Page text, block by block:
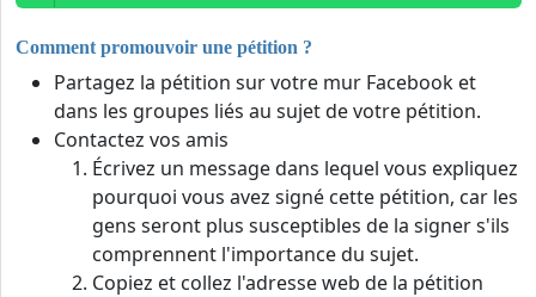
Comment promouvoir une pétition ?
Partagez la pétition sur votre mur Facebook et
dans les groupes liés au sujet de votre pétition.
Contactez vos amis
Écrivez un message dans lequel vous expliquez
pourquoi vous avez signé cette pétition, car les
gens seront plus susceptibles de la signer s'ils
comprennent l'importance du sujet.
Copiez et collez l'adresse web de la pétition